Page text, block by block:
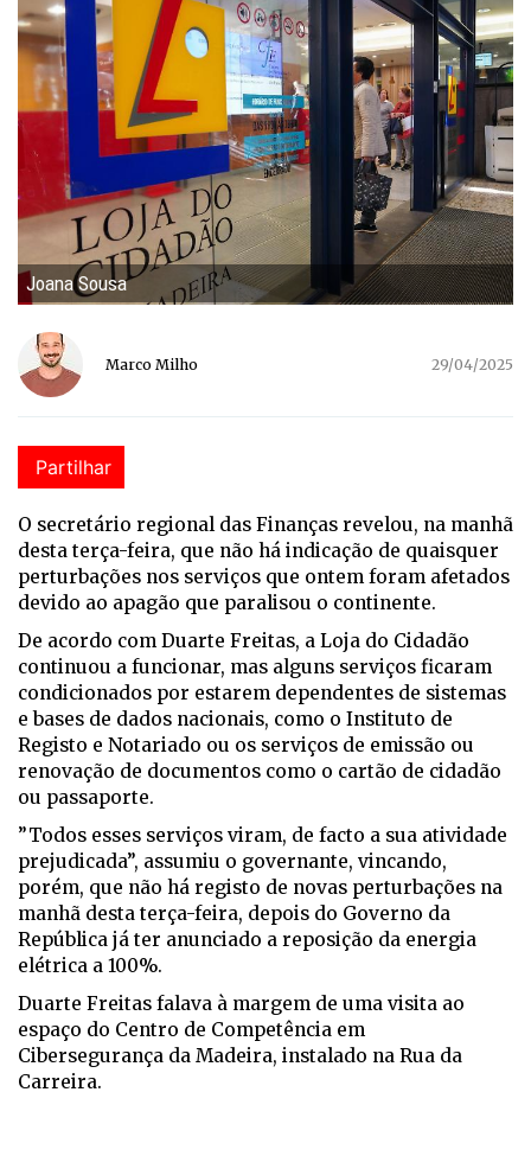
Joana Sousa
Marco Milho 29/04/2025
Partilhar
O secretário regional das Finanças revelou, na manhã
desta terça-feira, que não há indicação de quaisquer
perturbações nos serviços que ontem foram afetados
devido ao apagão que paralisou o continente.
De acordo com Duarte Freitas, a Loja do Cidadão
continuou a funcionar, mas alguns serviços ficaram
condicionados por estarem dependentes de sistemas
e bases de dados nacionais, como o Instituto de
Registo e Notariado ou os serviços de emissão ou
renovação de documentos como o cartão de cidadão
ou passaporte.
”Todos esses serviços viram, de facto a sua atividade
prejudicada”, assumiu o governante, vincando,
porém, que não há registo de novas perturbações na
manhã desta terça-feira, depois do Governo da
República já ter anunciado a reposição da energia
elétrica a 100%.
Duarte Freitas falava à margem de uma visita ao
espaço do Centro de Competência em
Cibersegurança da Madeira, instalado na Rua da
Carreira.